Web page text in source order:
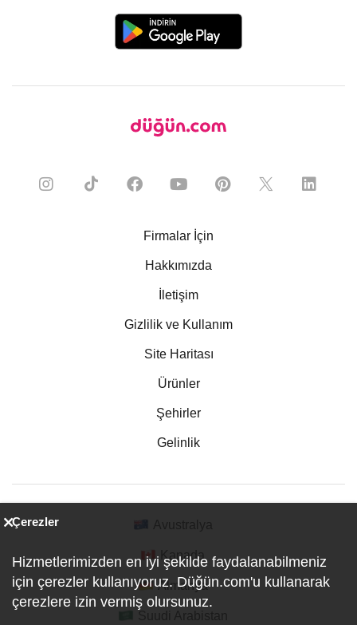
Firmalar İçin
Hakkımızda
İletişim
Gizlilik ve Kullanım
Site Haritası
Ürünler
Şehirler
Gelinlik
Kanada
Almanya
Çerezler
Hizmetlerimizden en iyi şekilde faydalanabilmeniz
için çerezler kullanıyoruz. Düğün.com'u kullanarak
çerezlere izin vermiş olursunuz.